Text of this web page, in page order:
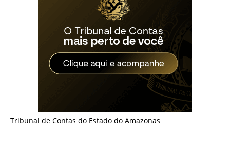
Tribunal de Contas do Estado do Amazonas